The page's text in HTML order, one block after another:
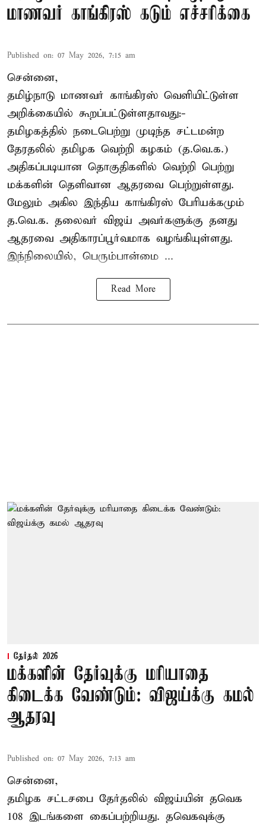
மாணவர் காங்கிரஸ் கடும் எச்சரிக்கை
Published on: 07 May 2026, 7:15 am
சென்னை,
தமிழ்நாடு மாணவர் காங்கிரஸ் வெளியிட்டுள்ள
அறிக்கையில் கூறப்பட்டுள்ளதாவது:-
தமிழகத்தில் நடைபெற்று முடிந்த சட்டமன்ற
தேரதலில் தமிழக வெற்றி கழகம் (த.வெ.க.)
அதிகப்படியான தொகுதிகளில் வெற்றி பெற்று
மக்களின் தெளிவான ஆதரவை பெற்றுள்ளது.
மேலும் அகில இந்திய காங்கிரஸ் பேரியக்கமும்
த.வெ.க. தலைவர் விஜய் அவர்களுக்கு தனது
ஆதரவை அதிகாரப்பூர்வமாக வழங்கியுள்ளது.
இந்நிலையில், பெரும்பான்மை ...
Read More
தேர்தல் 2026
மக்களின் தேர்வுக்கு மரியாதை
கிடைக்க வேண்டும்: விஜய்க்கு கமல்
ஆதரவு
Published on: 07 May 2026, 7:13 am
சென்னை,
தமிழக சட்டசபை தேர்தலில் விஜய்யின் தவெக
108 இடங்களை கைப்பற்றியது. தவெகவுக்கு